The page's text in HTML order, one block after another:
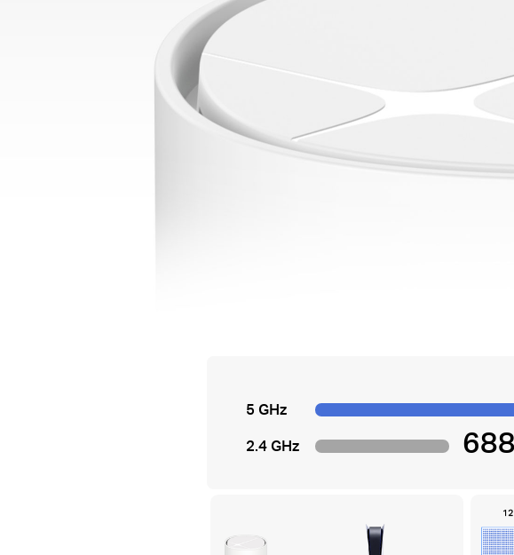
5 GHz
2.4 GHz 688